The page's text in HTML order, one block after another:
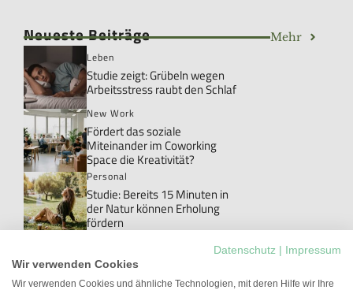
Neueste Beiträge Mehr
Leben
Studie zeigt: Grübeln wegen
Arbeitsstress raubt den Schlaf
New Work
Fördert das soziale
Miteinander im Coworking
Space die Kreativität?
Personal
Studie: Bereits 15 Minuten in
der Natur können Erholung
fördern
Danke!: Das Wort, das im Job
meistens ungesagt bleibt
Datenschutz
Impressum
Wir verwenden Cookies
Wir verwenden Cookies und ähnliche Technologien, mit deren Hilfe wir Ihre